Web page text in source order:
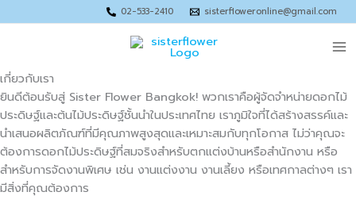
to
02-533-2410 sisterfloweronline@gmail.com
เกี่ยวกับเรา
ยินดีต้อนรับสู่ Sister Flower Bangkok! พวกเราคือผู้จัดจำหน่ายดอกไม้
ประดิษฐ์และต้นไม้ประดิษฐ์ชั้นนำในประเทศไทย เราภูมิใจที่ได้สร้างสรรค์และ
นำเสนอผลิตภัณฑ์ที่มีคุณภาพสูงสุดและเหมาะสมกับทุกโอกาส ไม่ว่าคุณจะ
ต้องการดอกไม้ประดิษฐ์ที่สมจริงสำหรับตกแต่งบ้านหรือสำนักงาน หรือ
สำหรับการจัดงานพิเศษ เช่น งานแต่งงาน งานเลี้ยง หรือเทศกาลต่างๆ เรา
มีสิ่งที่คุณต้องการ